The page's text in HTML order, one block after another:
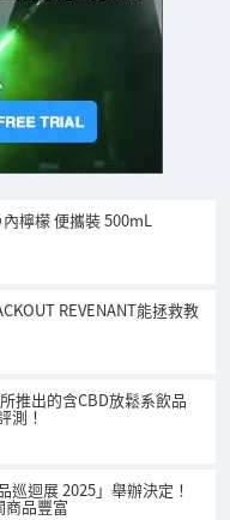
檸檬 便攜裝 500mL
REVENANT能拯救教
推出的含CBD放鬆系飲品
測！
巡迴展 2025」舉辦決定！
商品豐富